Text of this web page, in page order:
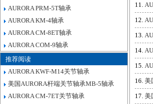
AURORA PRM-5T轴承
AURORA KM-4轴承
AURORA CM-8ET轴承
AURORA COM-9轴承
推荐阅读
AURORA KWF-M14关节轴承
美国AURORA杆端关节轴承MB-5轴承
AURORA CM-7ET关节轴承
美
美